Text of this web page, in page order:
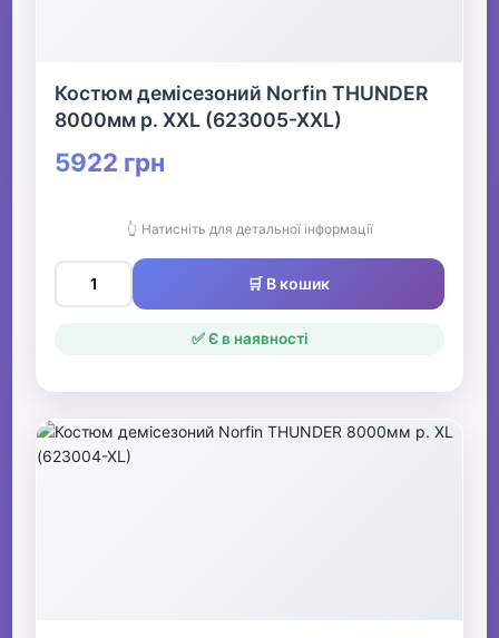
Костюм демісезоний Norfin THUNDER
8000мм р. XXL (623005-XXL)
5922 грн
👆 Натисніть для детальної інформації
🛒 В кошик
✅ Є в наявності